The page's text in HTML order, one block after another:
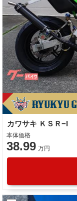
本体価格
38.99 万円